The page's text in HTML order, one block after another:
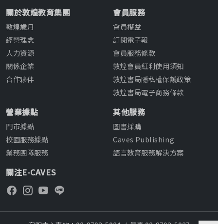
關於敦煌教育集團
敦煌歲月
經營理念
人力資源
關係企業
合作夥伴
會員服務
會員權益
訂閱電子報
會員服務條款
敦煌會員紅利使用須知
敦煌書局隱私權保護政策
敦煌書局電子商務條款
營業據點
門市據點
校園服務據點
業務團隊服務
其他服務
圖書採購
Caves Publishing
語言教育服務解決方案
關注E-CAVES